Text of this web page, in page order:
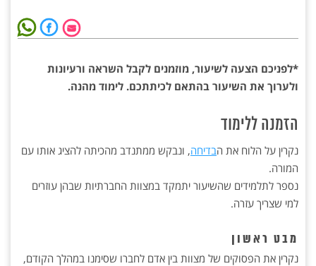
*לפניכם הצעה לשיעור, מוזמנים לקבל השראה ורעיונות
ולערוך את השיעור בהתאם לכיתתכם. לימוד מהנה.
הזמנה ללימוד
נקרין על הלוח את הבדיחה, ונבקש ממתנדב מהכיתה להציג אותו עם
המורה.
נספר לתלמידים שהשיעור יתמקד במצוות החברתיות שבהן עוזרים
למי שצריך עזרה.
מבט ראשון
נקרין את הפסוקים של מצוות בין אדם לחברו שסימנו במהלך הקודם,